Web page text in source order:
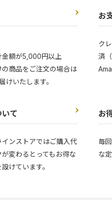
金額が5,000円以上
商品をご注文の場合は
けいたします。
お
ク
済
て
ンストアではご購入代
変わるとってもお得な
けています。
お
毎
な